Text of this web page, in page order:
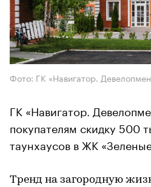
Фото: ГК «Навигатор.
ГК «Навигатор.
покупателям скидку 500
таунхаусов в ЖК
Тренд на загородную